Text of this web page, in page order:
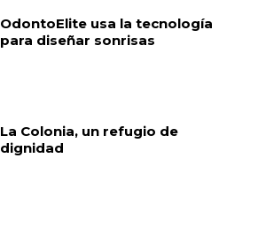
OdontoElite usa la tecnología
para diseñar sonrisas
La Colonia, un refugio de
dignidad